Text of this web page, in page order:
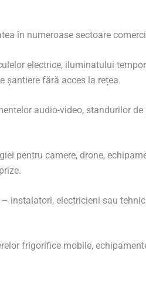
în numeroase sectoare
electrice, iluminatului
șantiere fără acces la rețea.
audio-video, standurilor de
pentru camere, drone,
– instalatori, electricieni sau
frigorifice mobile,